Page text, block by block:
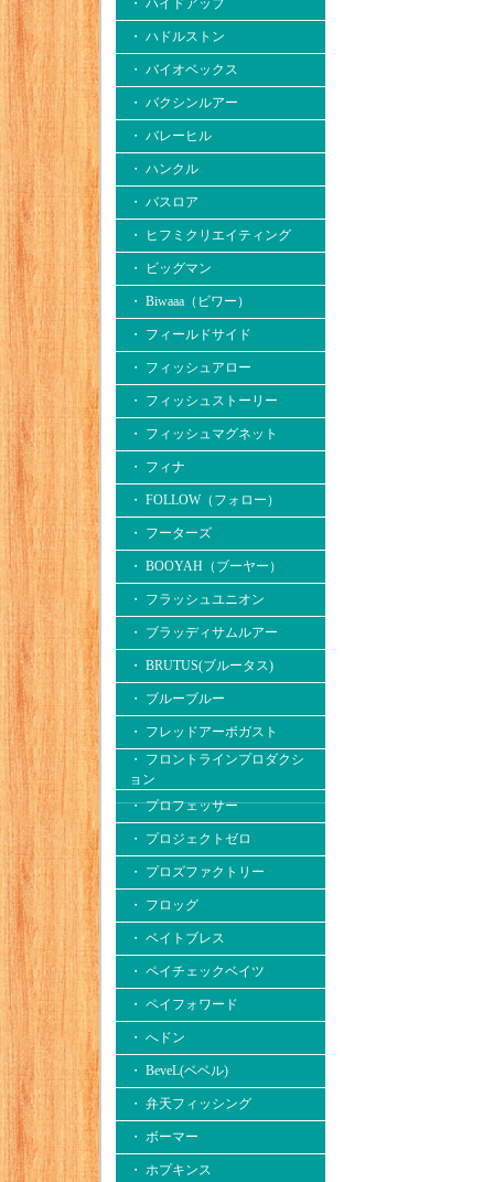
・ ハイドアップ
・ ハドルストン
・ バイオベックス
・ バクシンルアー
・ バレーヒル
・ ハンクル
・ バスロア
・ ヒフミクリエイティング
・ ビッグマン
・ Biwaaa（ビワー）
・ フィールドサイド
・ フィッシュアロー
・ フィッシュストーリー
・ フィッシュマグネット
・ フィナ
・ FOLLOW（フォロー）
・ フーターズ
・ BOOYAH（ブーヤー）
・ フラッシュユニオン
・ ブラッディサムルアー
・ BRUTUS(ブルータス)
・ ブルーブルー
・ フレッドアーボガスト
・ フロントラインプロダクシ
ョン
・ プロフェッサー
・ プロジェクトゼロ
・ プロズファクトリー
・ フロッグ
・ ベイトブレス
・ ペイチェックベイツ
・ ペイフォワード
・ へドン
・ BeveL(ベベル)
・ 弁天フィッシング
・ ボーマー
・ ホプキンス